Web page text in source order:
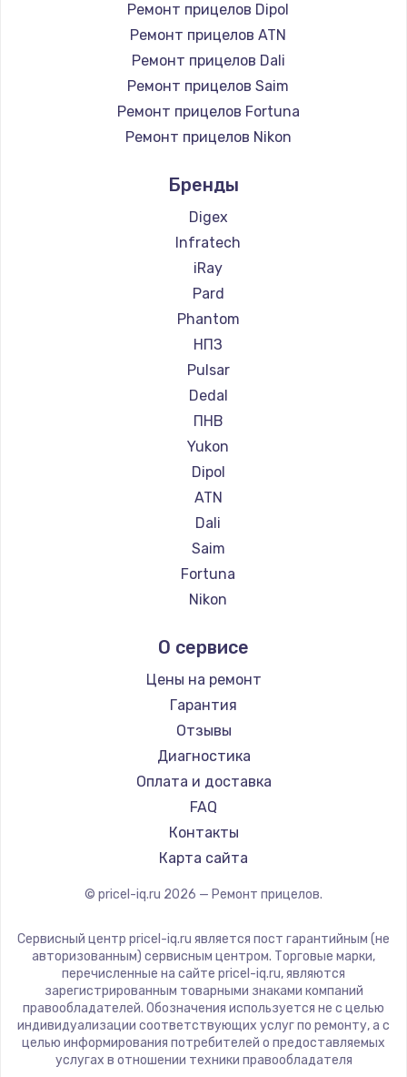
Ремонт прицелов Dipol
Ремонт прицелов ATN
Ремонт прицелов Dali
Ремонт прицелов Saim
Ремонт прицелов Fortuna
Ремонт прицелов Nikon
Ремонт прицелов Artelv
Ремонт прицелов Hakko
Ремонт прицелов HALES
Ремонт прицелов Leica
Ремонт прицелов Vector Optics
Ремонт прицелов Carl Zeiss
Ремонт прицелов Zeiss
Ремонт прицелов AGM Global Vision
Ремонт прицелов Pilad
Ремонт прицелов Arkon
Ремонт прицелов ANYSMART
Ремонт прицелов FLIR
Ремонт прицелов Venox
Ремонт прицелов Holosun
Ремонт прицелов MAKdot
Ремонт прицелов Hikmicro
Ремонт прицелов IWT
Ремонт прицелов NNPO
Ремонт прицелов Taigan
Ремонт прицелов Thermal Scope
Ремонт прицелов ConoTech
Ремонт прицелов Легат
Ремонт прицелов Athlon
Бренды
Digex
Infratech
iRay
Pard
Phantom
НПЗ
Pulsar
Dedal
ПНВ
Yukon
Dipol
ATN
Dali
Saim
Fortuna
Nikon
Artelv
Hakko
HALES
Leica
Vector Optics
Carl Zeiss
Zeiss
AGM Global Vision
Pilad
Venox
Holosun
MAKdot
Hikmicro
IWT
О сервисе
Цены на ремонт
Гарантия
Отзывы
Диагностика
Оплата и доставка
FAQ
Контакты
Карта сайта
© pricel-iq.ru 2026 — Ремонт прицелов.
Сервисный центр pricel-iq.ru является пост гарантийным (не
авторизованным) сервисным центром. Торговые марки,
перечисленные на сайте pricel-iq.ru, являются
зарегистрированным товарными знаками компаний
правообладателей. Обозначения используется не с целью
индивидуализации соответствующих услуг по ремонту, а с
целью информирования потребителей о предоставляемых
услугах в отношении техники правообладателя